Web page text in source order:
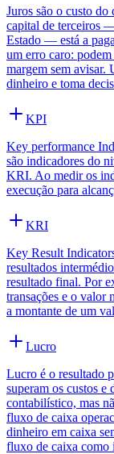
Juros são o custo
capital de terceiros
Estado — está a
um erro caro:
margem sem avisar.
dinheiro e toma
KPI
Key performance
são indicadores do
KRI. Ao medir os
execução para
KRI
Key Result
resultados
resultado final. Por
transações e o valor
a montante de um
Lucro
Lucro é o resultado
superam os custos e
contabilístico, mas
fluxo de caixa
dinheiro em caixa
fluxo de caixa como